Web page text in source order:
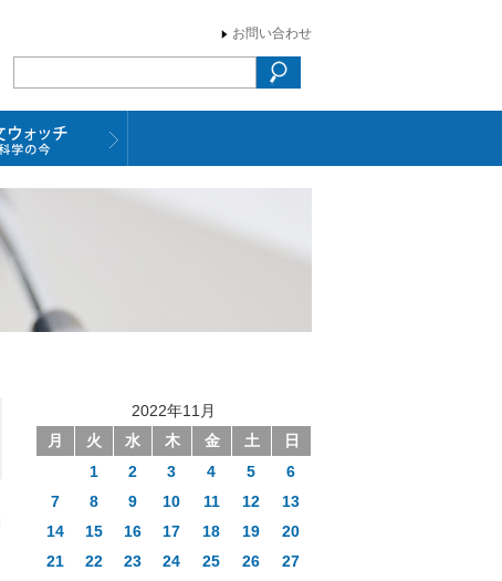
お問い合わせ
2022年11月
月
火 水 木 金 土
日
1
2 3 4 5
6
7
8 9 10 11 12
13
14
15 16 17 18 19
20
21
22 23 24 25 26
27